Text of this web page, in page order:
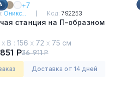
+7
Оникс... Код: 792253
станция на П-образном
х В : 156 х 72 х 75 см
Р36 911 Р
заказ Доставка от 14 дней